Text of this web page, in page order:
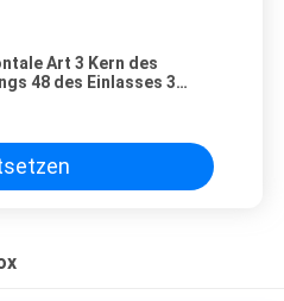
Art 3 Kern des
48 des Einlasses 3